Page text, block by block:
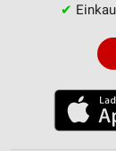
✔